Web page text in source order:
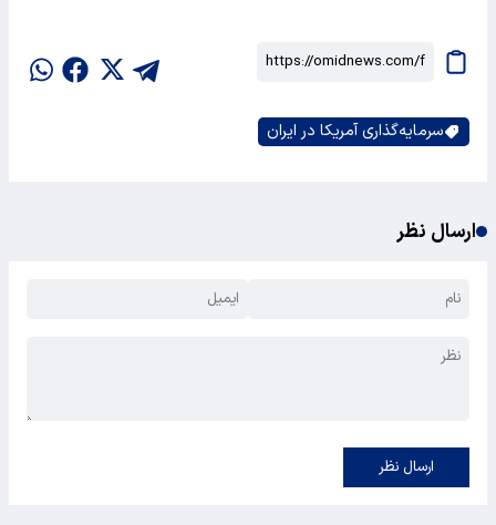
سرمایه‌گذاری آمریکا در ایران
ارسال نظر
ارسال نظر